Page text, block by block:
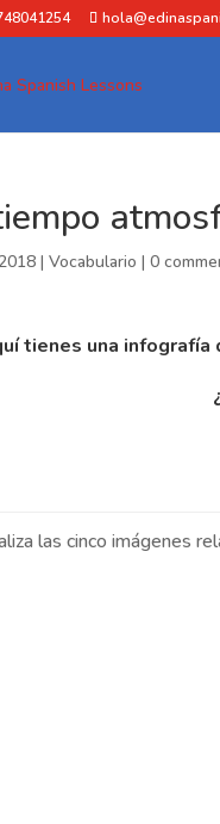
|Vocabulario |0
tienes una
las cinco imágenes